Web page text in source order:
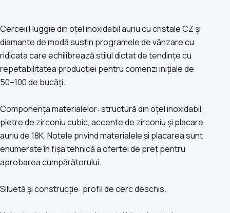
Cerceii Huggie din oțel inoxidabil auriu cu cristale CZ și
diamante de modă susțin programele de vânzare cu
ridicata care echilibrează stilul dictat de tendințe cu
repetabilitatea producției pentru comenzi inițiale de
50–100 de bucăți.
Componența materialelor: structură din oțel inoxidabil,
pietre de zirconiu cubic, accente de zirconiu și placare
auriu de 18K. Notele privind materialele și placarea sunt
enumerate în fișa tehnică a ofertei de preț pentru
aprobarea cumpărătorului.
Siluetă și construcție: profil de cerc deschis.